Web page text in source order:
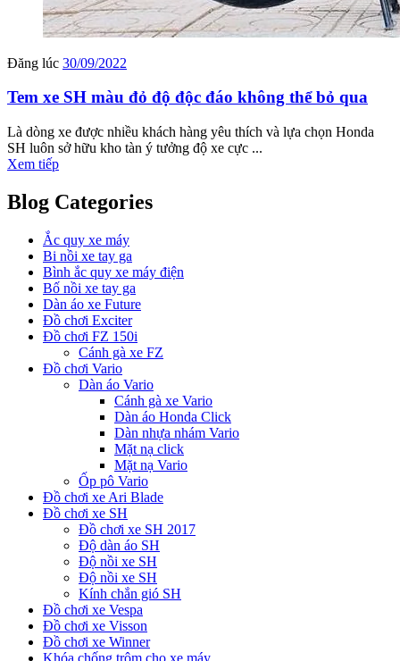
Đăng lúc 30/09/2022
Tem xe SH màu đỏ độ độc đáo không thể bỏ qua
Là dòng xe được nhiều khách hàng yêu thích và lựa chọn Honda
SH luôn sở hữu kho tàn ý tưởng độ xe cực ...
Xem tiếp
Blog Categories
Ắc quy xe máy
Bi nồi xe tay ga
Bình ắc quy xe máy điện
Bố nồi xe tay ga
Dàn áo xe Future
Đồ chơi Exciter
Đồ chơi FZ 150i
Cánh gà xe FZ
Đồ chơi Vario
Dàn áo Vario
Cánh gà xe Vario
Dàn áo Honda Click
Dàn nhựa nhám Vario
Mặt nạ click
Mặt nạ Vario
Ốp pô Vario
Đồ chơi xe Ari Blade
Đồ chơi xe SH
Đồ chơi xe SH 2017
Độ dàn áo SH
Độ nồi xe SH
Độ nồi xe SH
Kính chắn gió SH
Đồ chơi xe Vespa
Đồ chơi xe Visson
Đồ chơi xe Winner
Khóa chống trộm cho xe máy